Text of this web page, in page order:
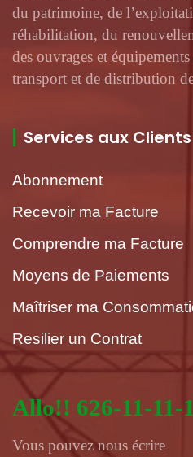
du patrimoine, de
réhabilitation, du
des ouvrages et
transport et de distribution
Services aux Clients
Abonnement
Recevoir ma Facture
Comprendre ma Facture
Moyens de Paiements
Maîtriser ma
Resilier un Contrat
Allo!! 626-11-11-
Vous pouvez nous écrire